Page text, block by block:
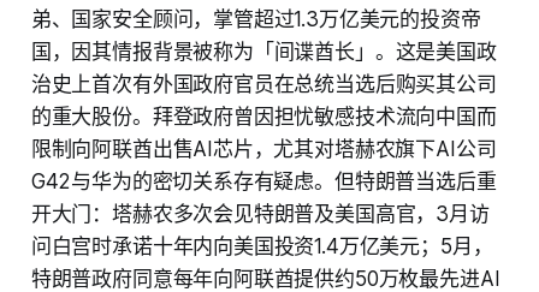
弟、国家安全顾问，掌管超过1.3万亿美元的投资帝
国，因其情报背景被称为「间谍酋长」。这是美国政
治史上首次有外国政府官员在总统当选后购买其公司
的重大股份。拜登政府曾因担忧敏感技术流向中国而
限制向阿联酋出售AI芯片，尤其对塔赫农旗下AI公司
G42与华为的密切关系存有疑虑。但特朗普当选后重
开大门：塔赫农多次会见特朗普及美国高官，3月访
问白宫时承诺十年内向美国投资1.4万亿美元；5月，
特朗普政府同意每年向阿联酋提供约50万枚最先进AI